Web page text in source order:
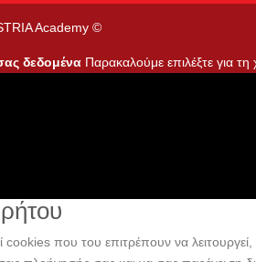
Academy ©
δεδομένα Παρακαλούμε επιλέξτε για
που του επιτρέπουν να λειτουργεί,